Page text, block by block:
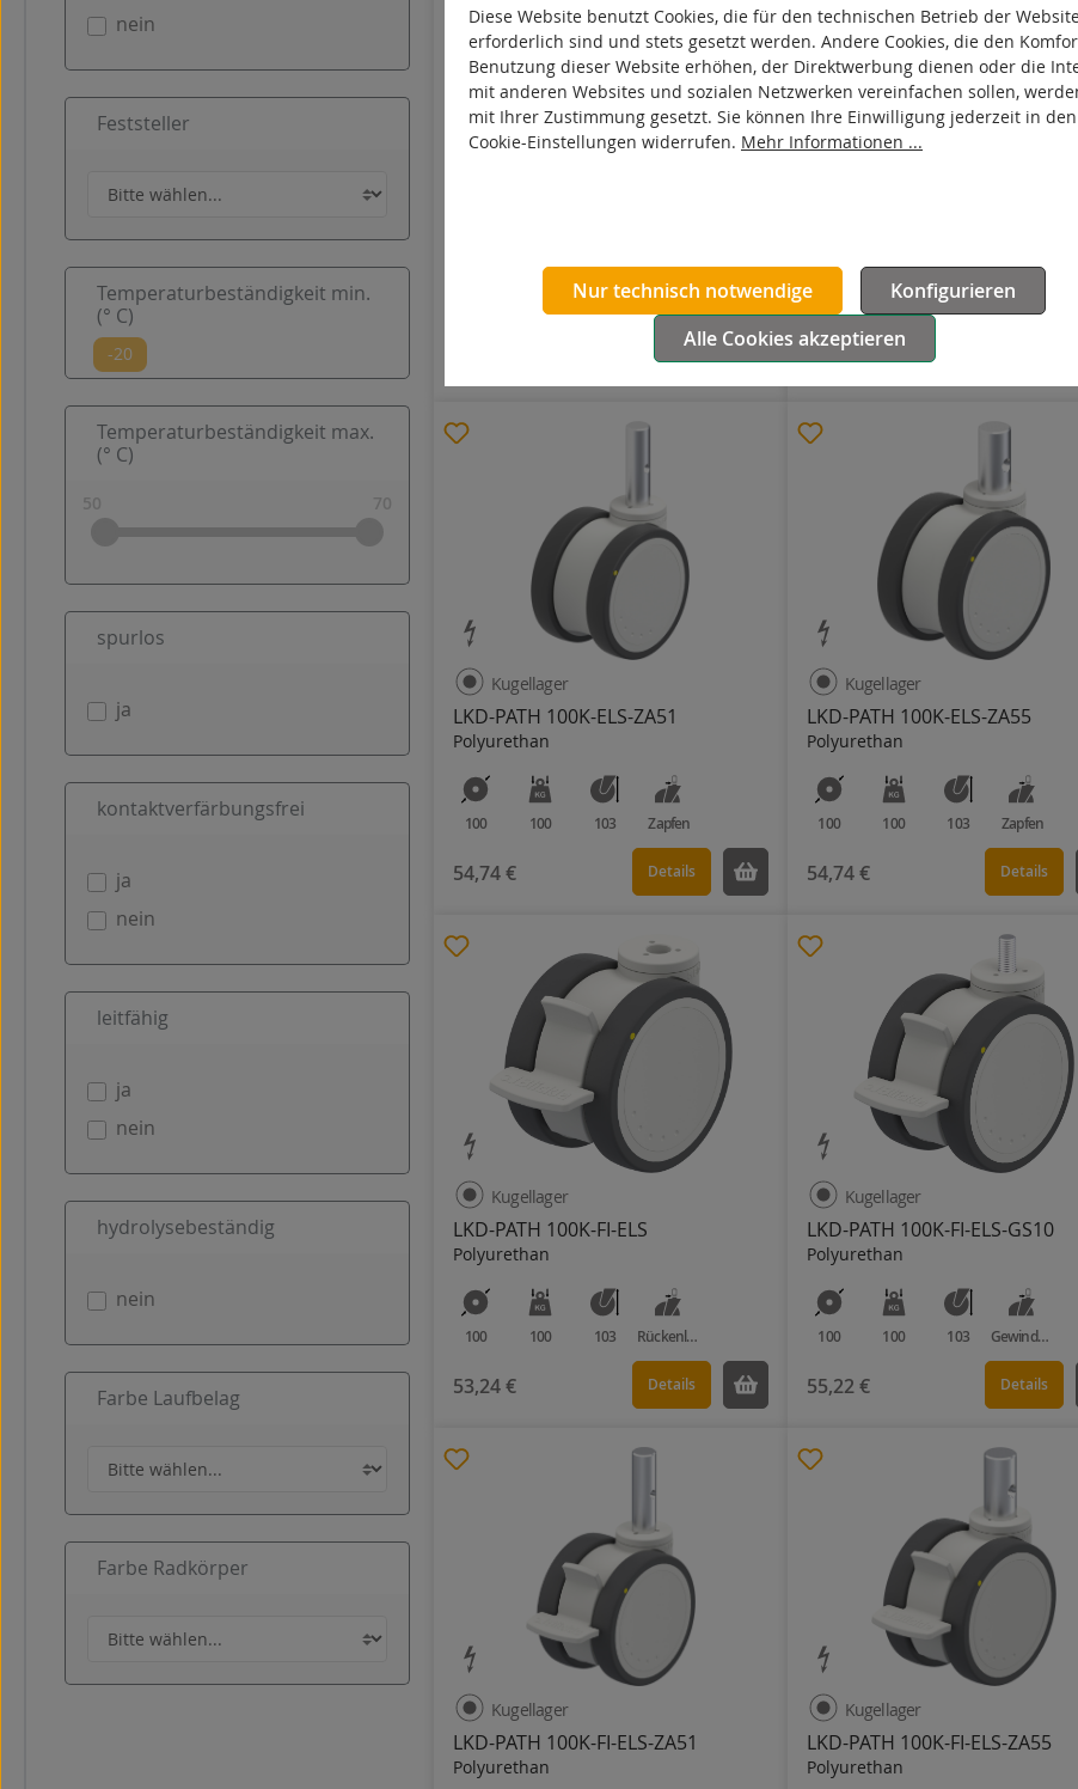
nein
Feststeller
Temperaturbeständigkeit min.
(° C)
Temperaturbeständigkeit max.
(° C)
spurlos
ja
kontaktverfärbungsfrei
ja
nein
leitfähig
ja
nein
hydrolysebeständig
nein
Farbe Laufbelag
Farbe Radkörper
100 103 Rückenloch
Details
100 100 103 Gewindestift
49,37 €
LKD-PATH 100K-ELS-ZA51
Polyurethan
Kugellager
100 100 103 Zapfen
54,74 € Details
LKD-PATH 100K-ELS-ZA55
Polyurethan
Kugellager
100 100 103 Zapfen
54,74 € Details
LKD-PATH 100K-FI-ELS
Polyurethan
Kugellager
100 100 103 Rückenloch
53,24 € Details
LKD-PATH 100K-FI-ELS-GS10
Polyurethan
Kugellager
100 100 103 Gewindestift
55,22 € Details
LKD-PATH 100K-FI-ELS-ZA51
Polyurethan
Kugellager
LKD-PATH 100K-FI-ELS-ZA55
Polyurethan
Kugellager
Diese Website benutzt Cookies, die für den technischen Betrieb der
erforderlich sind und stets gesetzt werden. Andere Cookies, die den
Benutzung dieser Website erhöhen, der Direktwerbung dienen oder die
mit anderen Websites und sozialen Netzwerken vereinfachen sollen,
mit Ihrer Zustimmung gesetzt. Sie können Ihre Einwilligung jederzeit in den
Cookie-Einstellungen widerrufen. Mehr Informationen ...
Nur technisch notwendige
Konfigurieren
Alle Cookies akzeptieren